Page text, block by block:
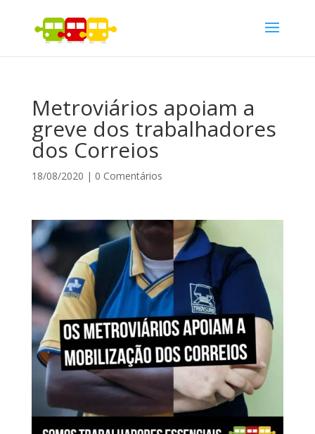
Metroviários apoiam a
greve dos trabalhadores
dos Correios
18/08/2020 | 0 Comentários